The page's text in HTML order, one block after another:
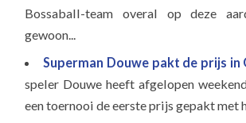
Bossaball-team overal op deze
gewoon...
Superman Douwe pakt de prijs in
speler Douwe heeft afgelopen
een toernooi de eerste prijs gepakt met